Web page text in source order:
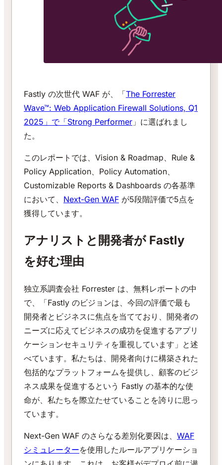
Fastly の次世代 WAF が、「The Forrester
Wave™: Web Application Firewall Solutions, Q1
2025」で「Strong Performer 」に選ばれまし
た。
このレポートでは、Vision & Roadmap、Rule &
Policy Application、Policy Automation、
Customizable Reports & Dashboards の各基準
において、 Next-Gen WAF が5段階評価で5点を
獲得しています。
アナリストと開発者が Fastly
を好む理由
独立系調査会社 Forrester は、無料レポートの中
で、「Fastly のビジョンは、今回の評価で最も
開発者とビジネスに焦点を当てており、開発者の
ニーズに応えてビジネスの成功を促進するアプリ
ケーションセキュリティを重視しています」と述
べています。私たちは、開発者向けに構築された
包括的なプラットフォームを提供し、顧客のビジ
ネス成果を促進するという Fastly の基本的な使
命が、私たちを際立たせていることを誇りに思っ
ています。
Next-Gen WAF のさらなる差別化要因は、 WAF
シミュレーターを使用したルールアプリケーショ